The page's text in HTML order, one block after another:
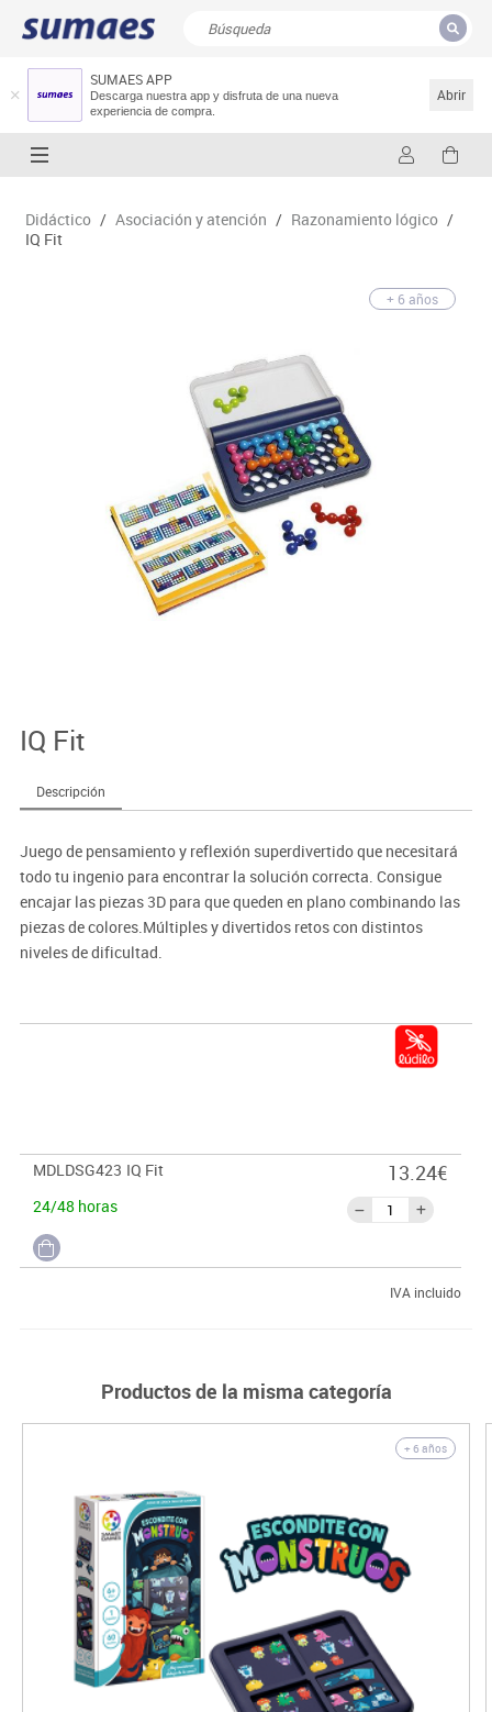
SUMAES APP
Descarga nuestra app y disfruta de una nueva
experiencia de compra.
Abrir
Resultados de la búsqueda
Didáctico / Asociación y atención / Razonamiento lógico /
IQ Fit
+ 6 años
IQ Fit
Descripción
Juego de pensamiento y reflexión superdivertido que necesitará
todo tu ingenio para encontrar la solución correcta. Consigue
encajar las piezas 3D para que queden en plano combinando las
piezas de colores.Múltiples y divertidos retos con distintos
niveles de dificultad.
MDLDSG423 IQ Fit
24/48 horas
13.24€
IVA incluido
Productos de la misma categoría
+ 6 años